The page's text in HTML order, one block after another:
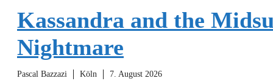
Kassandra and the
Nightmare
Pascal Bazzazi Köln 7. August 2026